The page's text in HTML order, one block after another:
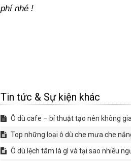
phí nhé !
Tin tức & Sự kiện khác
Ô dù cafe – bí thuật tạo nên không
​​​​​​​Top những loại ô dù che mưa che
Ô dù lệch tâm là gì và tại sao nhiều